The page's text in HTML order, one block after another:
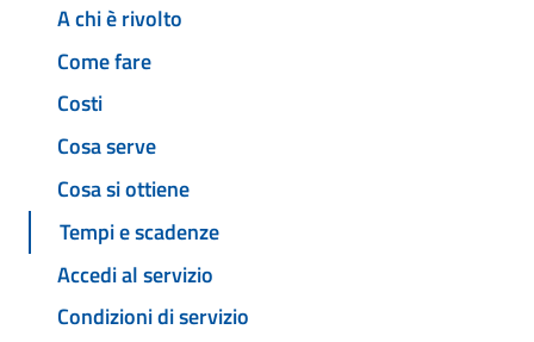
A chi è rivolto
Come fare
Costi
Cosa serve
Cosa si ottiene
Tempi e scadenze
Accedi al servizio
Condizioni di servizio